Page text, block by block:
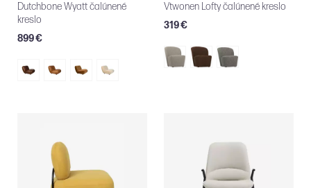
Dutchbone Wyatt čalúnené
kreslo
899 €
Vtwonen Lofty čalúnené kreslo
319 €